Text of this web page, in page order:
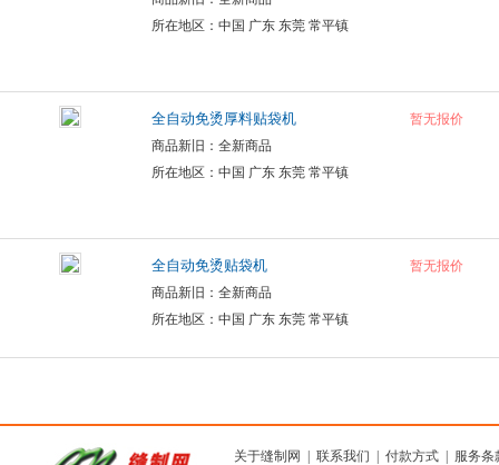
所在地区：中国 广东 东莞 常平镇
全自动免烫厚料贴袋机
商品新旧：全新商品
所在地区：中国 广东 东莞 常平镇
暂无报价
全自动免烫贴袋机
商品新旧：全新商品
所在地区：中国 广东 东莞 常平镇
暂无报价
关于缝制网 联系我们 付款方式 服务条